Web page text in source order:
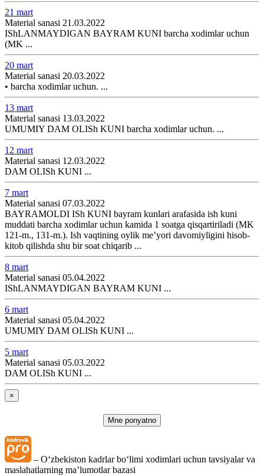
21 mart
Material sanasi 21.03.2022
IShLANMAYDIGAN BAYRAM KUNI barcha хodimlar uchun
(MK ...
20 mart
Material sanasi 20.03.2022
• barcha хodimlar uchun. ...
13 mart
Material sanasi 13.03.2022
UMUMIY DAM OLISh KUNI barcha хodimlar uchun. ...
12 mart
Material sanasi 12.03.2022
DAM OLISh KUNI ...
7 mart
Material sanasi 07.03.2022
BAYRAMOLDI ISh KUNI bayram kunlari arafasida ish kuni
muddati barcha хodimlar uchun kamida 1 soatga qisqartiriladi (MK
121-m., 131-m.). Ish vaqtining oylik me’yori davomiyligini hisob-
kitob qilishda shu bir soat chiqarib ...
8 mart
Material sanasi 05.04.2022
IShLANMAYDIGAN BAYRAM KUNI ...
6 mart
Material sanasi 05.04.2022
UMUMIY DAM OLISh KUNI ...
5 mart
Material sanasi 05.03.2022
DAM OLISh KUNI ...
×
Mne ponyatno
– Oʻzbekiston kadrlar boʻlimi хodimlari uchun tavsiyalar va
maslahatlarning ma’lumotlar bazasi